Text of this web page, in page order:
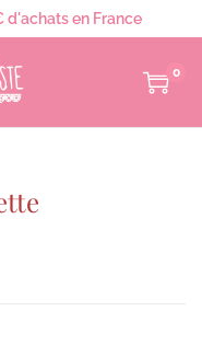
d'achats en France
0